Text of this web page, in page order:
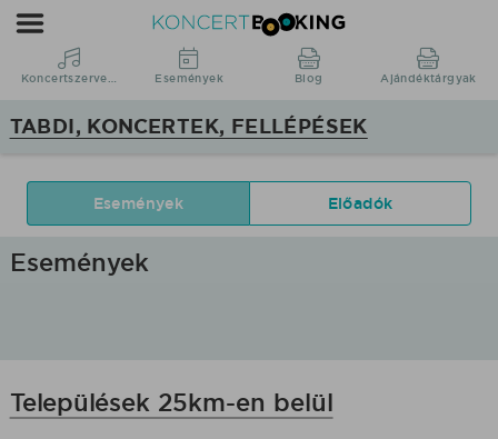
KoncertBooking
Koncertszervezés
Tabdi,
fellépések
Koncertszervezés Események Blog Ajándéktárgyak
TABDI, KONCERTEK, FELLÉPÉSEK
Események Előadók
Események
Települések 25km-en belül